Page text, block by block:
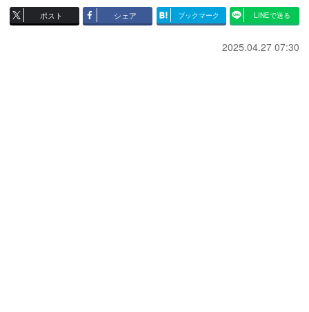
ポスト シェア ブックマーク LINEで送る
2025.04.27 07:30